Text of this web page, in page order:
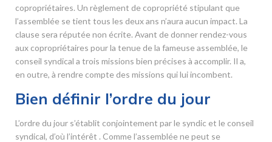
copropriétaires. Un règlement de copropriété stipulant que
l’assemblée se tient tous les deux ans n’aura aucun impact. La
clause sera réputée non écrite. Avant de donner rendez-vous
aux copropriétaires pour la tenue de la fameuse assemblée, le
conseil syndical a trois missions bien précises à accomplir. Il a,
en outre, à rendre compte des missions qui lui incombent.
Bien définir l’ordre du jour
L’ordre du jour s’établit conjointement par le syndic et le conseil
syndical, d’où l’intérêt . Comme l’assemblée ne peut se